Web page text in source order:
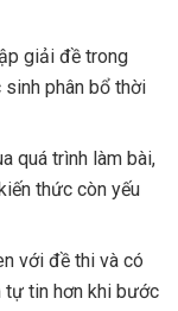
giải đề trong
phân bổ thời
quá trình làm bài,
thức còn yếu
với đề thi và có
tự tin hơn khi bước